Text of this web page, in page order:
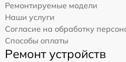
Ремонтируемые модели
Наши услуги
Согласие на обработку
Способы оплаты
Ремонт устройств